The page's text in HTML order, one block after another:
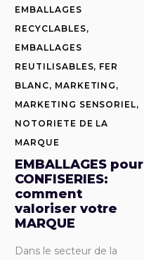
EMBALLAGES
RECYCLABLES,
EMBALLAGES
REUTILISABLES, FER
BLANC, MARKETING ,
MARKETING SENSORIEL,
NOTORIETE DE LA
MARQUE
EMBALLAGES pour
CONFISERIES:
comment
valoriser votre
MARQUE
Dans le secteur de la